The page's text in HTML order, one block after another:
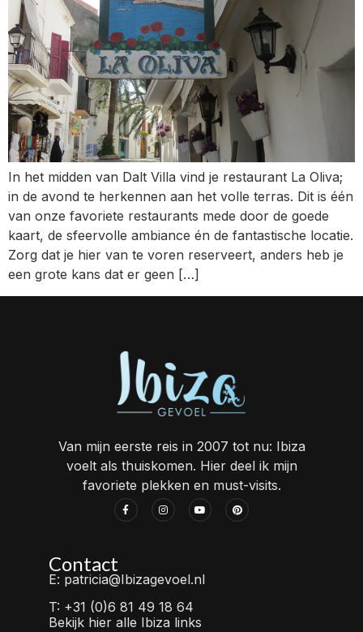
In het midden van Dalt Villa vind je restaurant La Oliva;
in de avond te herkennen aan het volle terras. Dit is één
van onze favoriete restaurants mede door de goede
kaart, de sfeervolle ambiance én de fantastische locatie.
Zorg dat je hier van te voren reserveert, anders heb je
een grote kans dat er geen […]
Van mijn eerste reis in 2007 tot nu: Ibiza
voelt als thuiskomen. Hier deel ik mijn
favoriete plekken en must-visits.
Contact
E: patricia@Ibizagevoel.nl
T: +31 (0)6 81 49 18 64
Bekijk hier alle Ibiza links